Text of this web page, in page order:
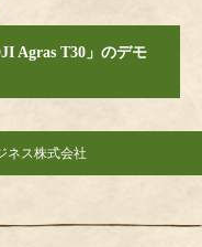
Agras T30」のデモ
ネス株式会社